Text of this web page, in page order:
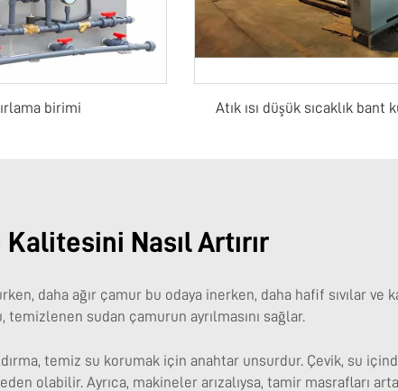
birimi Atık ısı düşük sıcaklık
Kalitesini Nasıl Artırır
daha ağır çamur bu odaya inerken, daha hafif sıvılar ve
sudan çamurun ayrılmasını sağlar.
temiz su korumak için anahtar unsurdur. Çevik, su içinde
olabilir. Ayrıca, makineler arızalıysa, tamir masrafları